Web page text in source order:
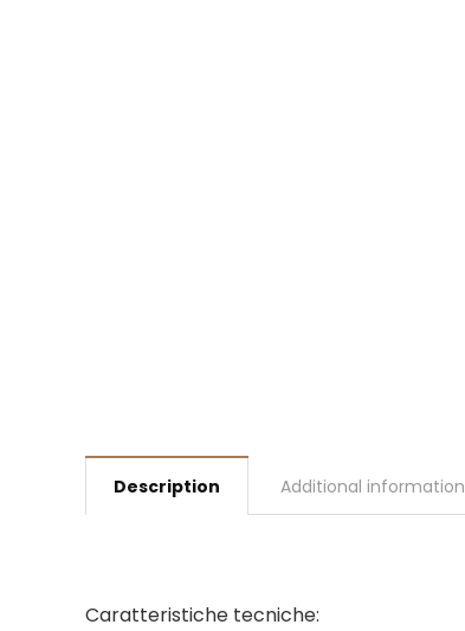
Description Additional information
Caratteristiche tecniche: